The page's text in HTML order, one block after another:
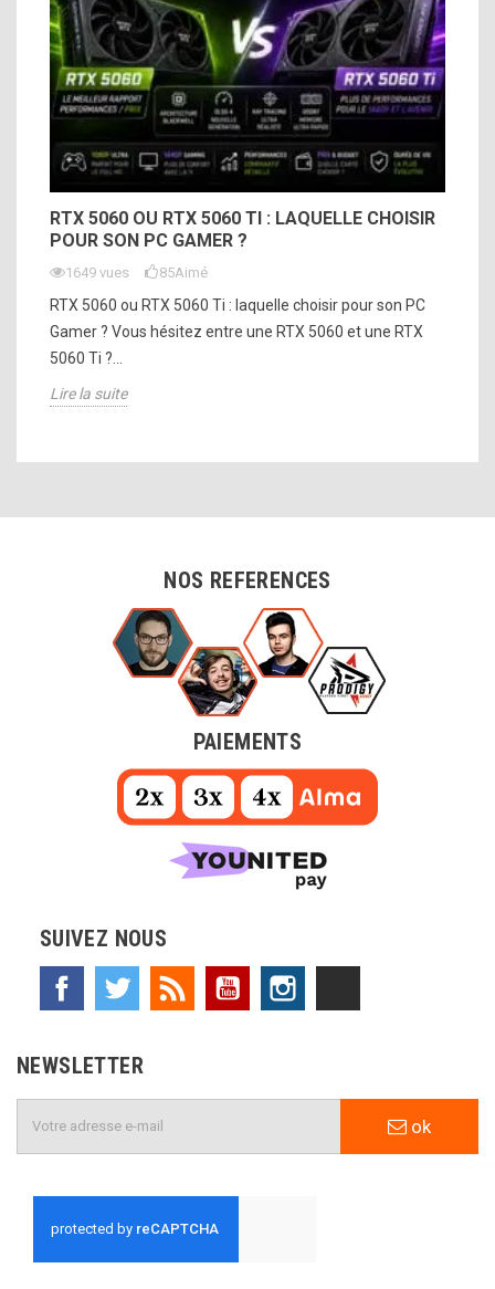
RTX 5060 OU RTX 5060 TI : LAQUELLE CHOISIR
POUR SON PC GAMER ?
1649 vues 85Aimé
RTX 5060 ou RTX 5060 Ti : laquelle choisir pour son PC
Gamer ? Vous hésitez entre une RTX 5060 et une RTX
5060 Ti ?...
Lire la suite
NOS REFERENCES
PAIEMENTS
SUIVEZ NOUS
Facebook Twitter Rss YouTube
NEWSLETTER
ok